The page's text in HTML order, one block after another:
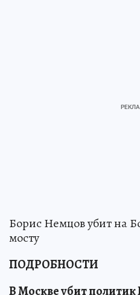
Борис Немцов убит на
мосту
ПОДРОБНОСТИ
В Москве убит